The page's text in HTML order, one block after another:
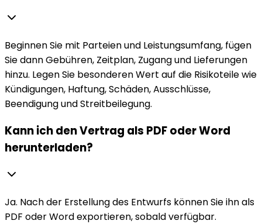
Beginnen Sie mit Parteien und Leistungsumfang, fügen
Sie dann Gebühren, Zeitplan, Zugang und Lieferungen
hinzu. Legen Sie besonderen Wert auf die Risikoteile wie
Kündigungen, Haftung, Schäden, Ausschlüsse,
Beendigung und Streitbeilegung.
Kann ich den Vertrag als PDF oder Word
herunterladen?
Ja. Nach der Erstellung des Entwurfs können Sie ihn als
PDF oder Word exportieren, sobald verfügbar.